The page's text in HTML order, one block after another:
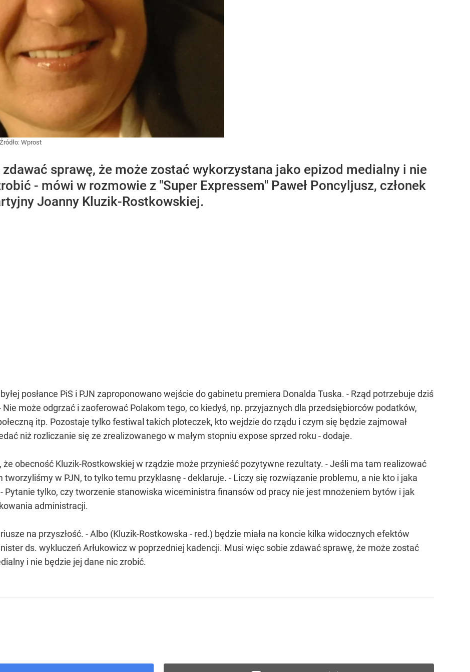
Źródło: Wprost
sprawę, że może zostać wykorzystana jako epizod medialny i nie
- mówi w rozmowie z "Super Expressem" Paweł Poncyljusz, członek
Joanny Kluzik-Rostkowskiej.
posłance PiS i PJN zaproponowano wejście do gabinetu premiera Donalda Tuska. - Rząd potrzebuje dziś
może odgrzać i zaoferować Polakom tego, co kiedyś, np. przyjaznych dla przedsiębiorców podatków,
itp. Pozostaje tylko festiwal takich ploteczek, kto wejdzie do rządu i czym się będzie zajmował
niż rozliczanie się ze zrealizowanego w małym stopniu expose sprzed roku - dodaje.
że obecność Kluzik-Rostkowskiej w rządzie może przynieść pozytywne rezultaty. - Jeśli ma tam realizować
w PJN, to tylko temu przyklasnę - deklaruje. - Liczy się rozwiązanie problemu, a nie kto i jaka
Pytanie tylko, czy tworzenie stanowiska wiceministra finansów od pracy nie jest mnożeniem bytów i jak
administracji.
na przyszłość. - Albo (Kluzik-Rostkowska - red.) będzie miała na koncie kilka widocznych efektów
ds. wykluczeń Arłukowicz w poprzedniej kadencji. Musi więc sobie zdawać sprawę, że może zostać
i nie będzie jej dane nic zrobić.